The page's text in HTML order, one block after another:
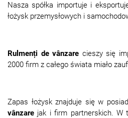
Nasza spółka importuje i
łożysk przemysłowych i
Rulmenți de vânzare cieszy się
2000 firm z całego świata miało
Zapas łożysk znajduje się w
vânzare jak i firm partnerskich. W